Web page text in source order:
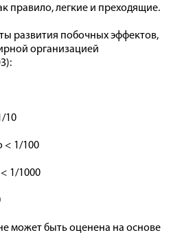
правило, легкие и преходящие.
развития побочных эффектов,
организацией
10
< 1/100
1/1000
может быть оценена на основе